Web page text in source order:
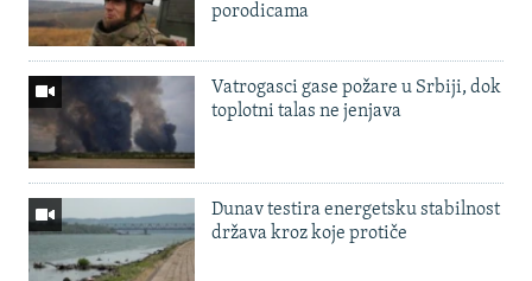
porodicama
Vatrogasci gase požare u Srbiji, dok
toplotni talas ne jenjava
Dunav testira energetsku stabilnost
država kroz koje protiče